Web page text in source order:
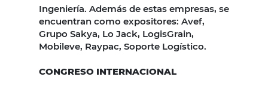
Ingeniería. Además de estas empresas, se
encuentran como expositores: Avef,
Grupo Sakya, Lo Jack, LogisGrain,
Mobileve, Raypac, Soporte Logístico.
CONGRESO INTERNACIONAL